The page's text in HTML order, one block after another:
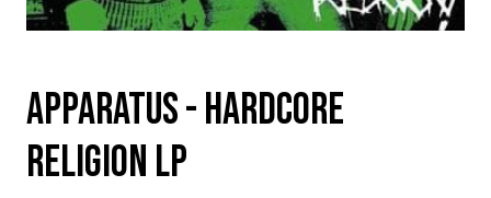
Apparatus - Hardcore
Religion LP